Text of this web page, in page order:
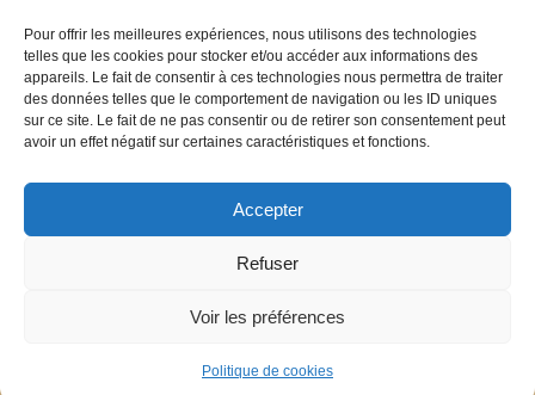
Pour offrir les meilleures expériences, nous utilisons des technologies
telles que les cookies pour stocker et/ou accéder aux informations des
appareils. Le fait de consentir à ces technologies nous permettra de traiter
des données telles que le comportement de navigation ou les ID uniques
sur ce site. Le fait de ne pas consentir ou de retirer son consentement peut
avoir un effet négatif sur certaines caractéristiques et fonctions.
Accepter
Refuser
Voir les préférences
Politique de cookies
Conditions générales
Mentions légales
Où Me Trouver ?